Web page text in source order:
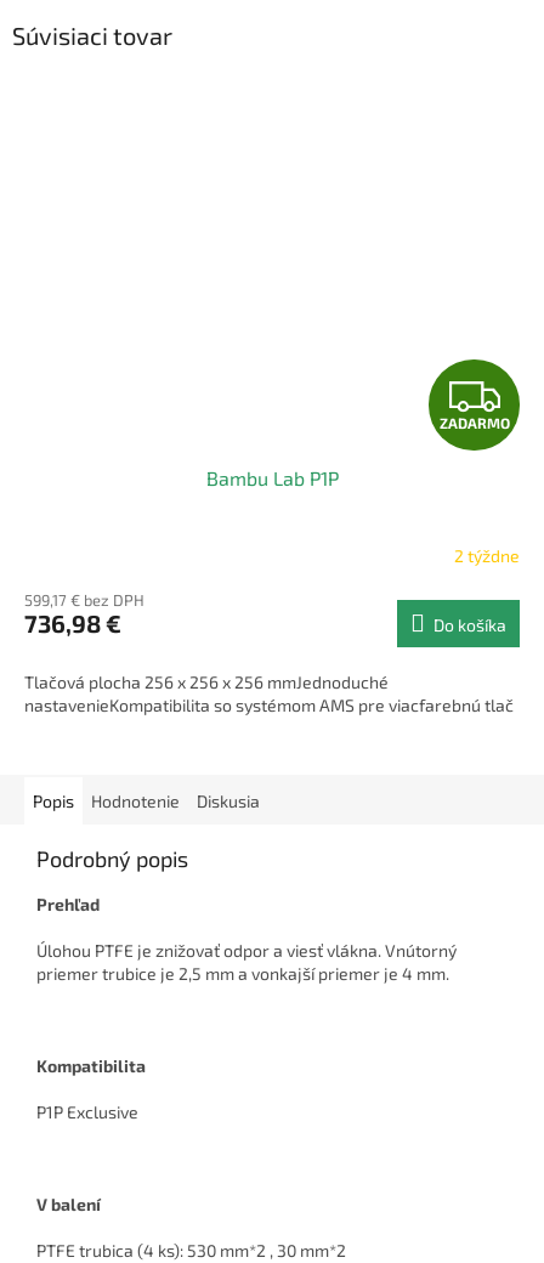
Súvisiaci tovar
Z
A
A
R
M
O
ZADARMO
Bambu Lab P1P
2 týždne
599,17 € bez DPH
736,98 € Do košíka
Tlačová plocha 256 x 256 x 256 mmJednoduché
nastavenieKompatibilita so systémom AMS pre viacfarebnú tlač
Popis Hodnotenie Diskusia
Podrobný popis
Prehľad
Úlohou PTFE je znižovať odpor a viesť vlákna. Vnútorný
priemer trubice je 2,5 mm a vonkajší priemer je 4 mm.
Kompatibilita
P1P Exclusive
V balení
PTFE trubica (4 ks): 530 mm*2 , 30 mm*2